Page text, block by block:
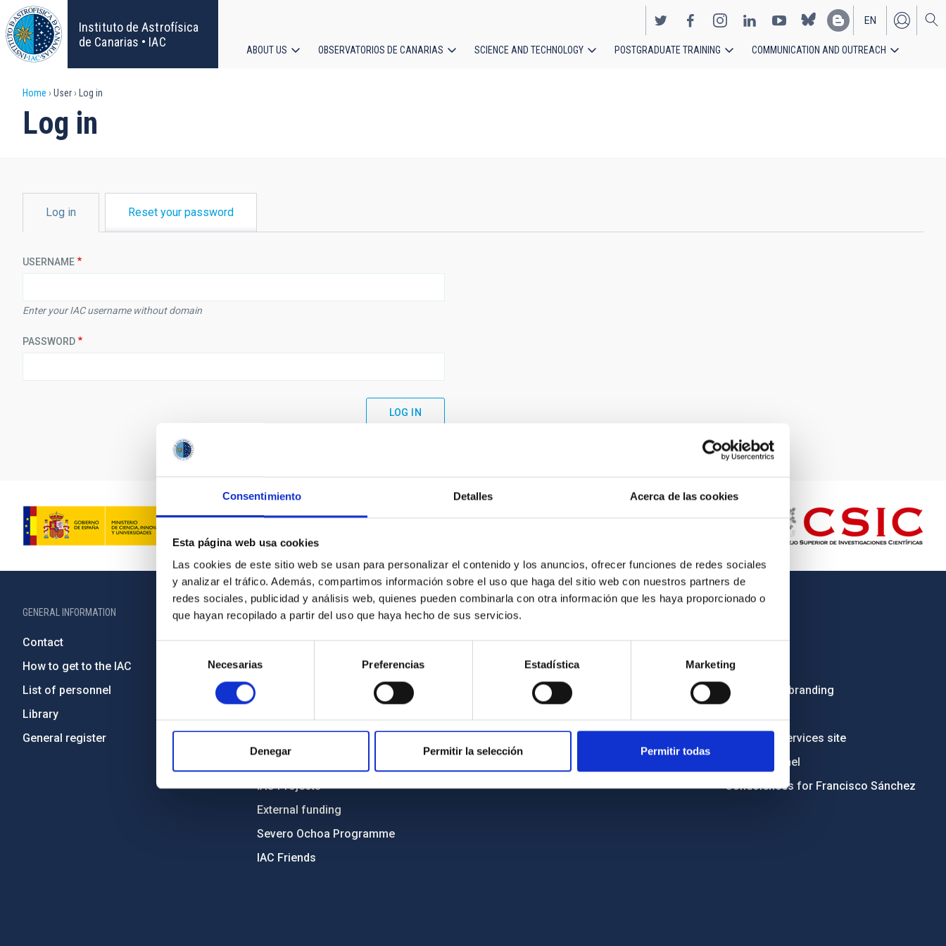
Consentimiento Detalles Acerca de las cookies
Esta página web usa cookies
Las cookies de este sitio web se usan para personalizar el contenido y los anuncios, ofrecer funciones de redes sociales
y analizar el tráfico. Además, compartimos información sobre el uso que haga del sitio web con nuestros partners de
redes sociales, publicidad y análisis web, quienes pueden combinarla con otra información que les haya proporcionado o
que hayan recopilado a partir del uso que haya hecho de sus servicios.
consentimiento
Necesarias Preferencias Estadística Marketing
Denegar Permitir la selección Permitir todas
Skip
to
main
content
Instituto de Astrofísica
de Canarias • IAC
EN
ES
ABOUT US OBSERVATORIOS DE CANARIAS SCIENCE AND TECHNOLOGY POSTGRADUATE TRAINING COMMUNICATION AND OUTREACH
Breadcrumb
Home User Log in
Log in
TABSLog in Reset your password
USERNAME
Enter your IAC username without domain
PASSWORD
GENERAL INFORMATION
Contact
How to get to the IAC
List of personnel
Library
General register
ABOUT THE IAC
Legislation
Transparency
Code of ethics and anti-fraud policy
Environment and Sustainability
Forever IAC
IAC Projects
External funding
Severo Ochoa Programme
IAC Friends
IAC PORTAL
Sitemap
Privacy policy
Legal notice
Employment
Tenders
Institutional branding
Electronic services site
Ethics channel
Condolences for Francisco Sánchez